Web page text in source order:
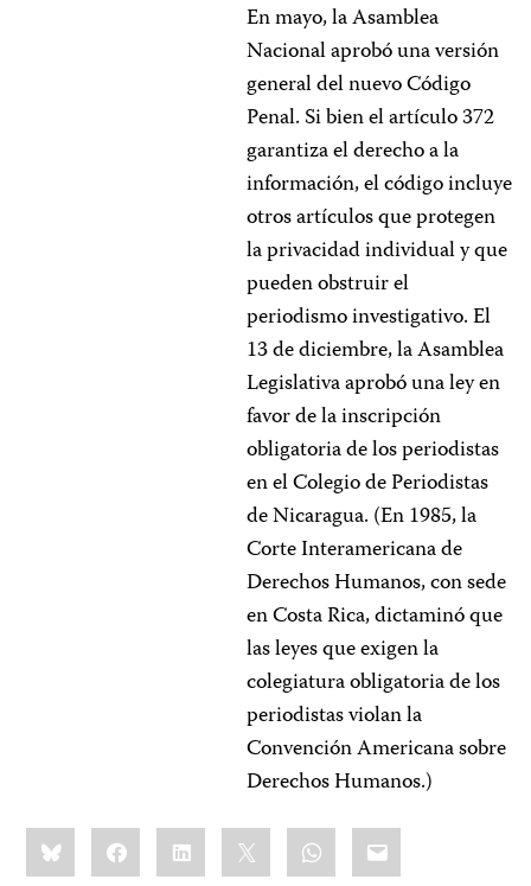
En mayo, la Asamblea
Nacional aprobó una versión
general del nuevo Código
Penal. Si bien el artículo 372
garantiza el derecho a la
información, el código incluye
otros artículos que protegen
la privacidad individual y que
pueden obstruir el
periodismo investigativo. El
13 de diciembre, la Asamblea
Legislativa aprobó una ley en
favor de la inscripción
obligatoria de los periodistas
en el Colegio de Periodistas
de Nicaragua. (En 1985, la
Corte Interamericana de
Derechos Humanos, con sede
en Costa Rica, dictaminó que
las leyes que exigen la
colegiatura obligatoria de los
periodistas violan la
Convención Americana sobre
Derechos Humanos.)
Share
this:BlueskyFacebookLinkedIn WhatsApp
Email